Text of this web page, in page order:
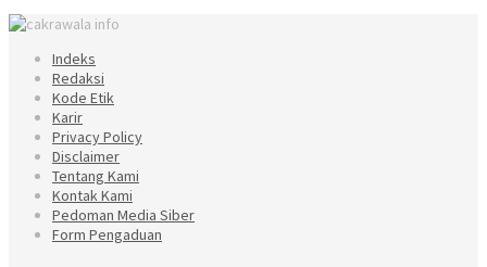
Indeks
Redaksi
Kode Etik
Karir
Privacy Policy
Disclaimer
Tentang Kami
Kontak Kami
Pedoman Media Siber
Form Pengaduan